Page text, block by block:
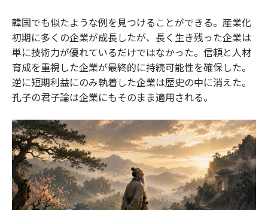
韓国でも似たような例を見つけることができる。産業化
初期に多くの企業が成長したが、長く生き残った企業は
単に技術力が優れているだけではなかった。信頼と人材
育成を重視した企業が最終的に持続可能性を確保した。
逆に短期利益にのみ執着した企業は歴史の中に消えた。
孔子の君子論は企業にもそのまま適用される。